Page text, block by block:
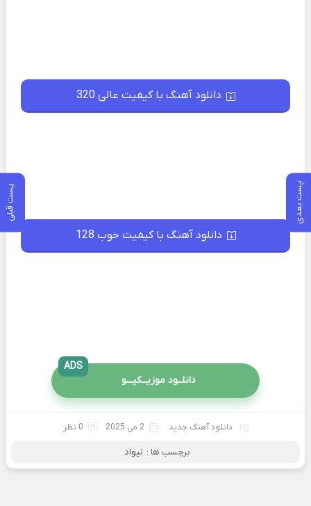
پست بعدی پست قبلی
دانلود آهنگ با کیفیت عالی 320
دانلود آهنگ با کیفیت خوب 128
دانلــود موزیــکیـــو
ADS
دانلود آهنگ جدید 2 می 2025 0 نظر
برچسب ها : نیواد